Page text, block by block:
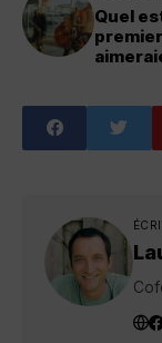
Quel